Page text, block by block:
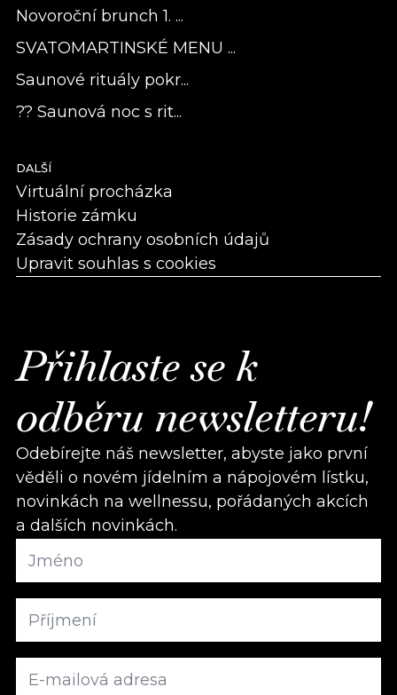
Novoroční brunch 1. ...
SVATOMARTINSKÉ MENU ...
Saunové rituály pokr...
?? Saunová noc s rit...
DALŠÍ
Virtuální procházka
Historie zámku
Zásady ochrany osobních údajů
Upravit souhlas s cookies
Přihlaste se k
odběru newsletteru!
Odebírejte náš newsletter, abyste jako první
věděli o novém jídelním a nápojovém lístku,
novinkách na wellnessu, pořádaných akcích
a dalších novinkách.